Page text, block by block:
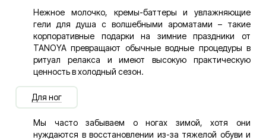
Нежное молочко, кремы-баттеры и увлажняющие
гели для душа с волшебными ароматами – такие
корпоративные подарки на зимние праздники от
TANOYA превращают обычные водные процедуры в
ритуал релакса и имеют высокую практическую
ценность в холодный сезон.
Для ног
Мы часто забываем о ногах зимой, хотя они
нуждаются в восстановлении из-за тяжелой обуви и